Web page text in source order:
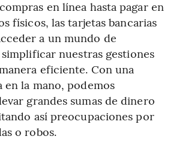
en línea hasta pagar en
físicos, las tarjetas bancarias
a un mundo de
nuestras gestiones
eficiente. Con una
en la mano, podemos
grandes sumas de dinero
así preocupaciones por
o robos.